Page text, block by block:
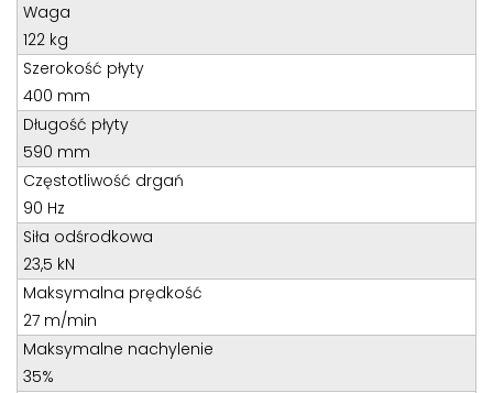
Tel: 32 275 32 26 wew. 20
Kom:+48 601 750 464
E-mail:
Tomasz Bochenek
Teren całego kraju
Specjalista d/s sprzedaż maszyn i urządzeń
Tel: 32 275 32 26 wew. 21
Kom:+48 605 910 179
E-mail:tomaszbochenek@wobis.pl
Waga
122 kg
Szerokość płyty
400 mm
Długość płyty
590 mm
Częstotliwość drgań
90 Hz
Siła odśrodkowa
23,5 kN
Maksymalna prędkość
27 m/min
Maksymalne nachylenie
35%